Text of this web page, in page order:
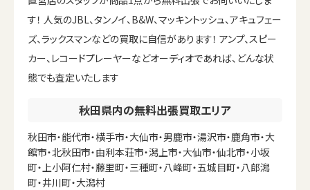
す！ 人気のJBL、タンノイ、B&W、マッキントッシュ、アキュフェー
ズ、ラックスマンなどの買取に自信があります！ アンプ、スピー
カー、レコードプレーヤーなどオーディオであれば、どんな状
態でも査定いたします
秋田県内の無料出張買取エリア
秋田市・能代市・横手市・大仙市・男鹿市・湯沢市・鹿角市・大
館市・北秋田市・由利本荘市・潟上市・大仙市・仙北市・小坂
町・上小阿仁村・藤里町・三種町・八峰町・五城目町・八郎潟
町・井川町・大潟村